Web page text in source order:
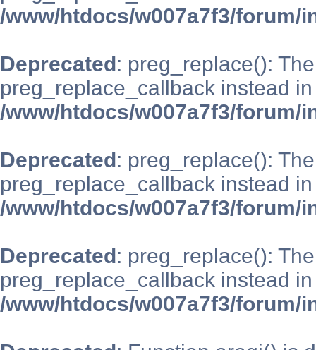
/www/htdocs/w007a7f3/forum/
Deprecated: preg_replace():
preg_replace_callback instead in
/www/htdocs/w007a7f3/forum/
Deprecated: preg_replace():
preg_replace_callback instead in
/www/htdocs/w007a7f3/forum/
Deprecated: preg_replace():
preg_replace_callback instead in
/www/htdocs/w007a7f3/forum/